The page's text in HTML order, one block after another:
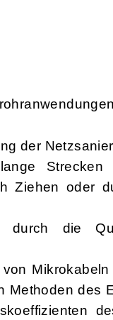
der
Ziehen oder
durch die
Methoden des